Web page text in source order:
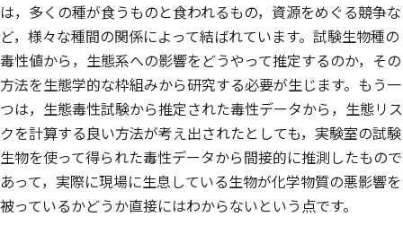
は，多くの種が食うものと食われるもの，資源をめぐる競争な
ど，様々な種間の関係によって結ばれています。試験生物種の
毒性値から，生態系への影響をどうやって推定するのか，その
方法を生態学的な枠組みから研究する必要が生じます。もう一
つは，生態毒性試験から推定された毒性データから，生態リス
クを計算する良い方法が考え出されたとしても，実験室の試験
生物を使って得られた毒性データから間接的に推測したもので
あって，実際に現場に生息している生物が化学物質の悪影響を
被っているかどうか直接にはわからないという点です。